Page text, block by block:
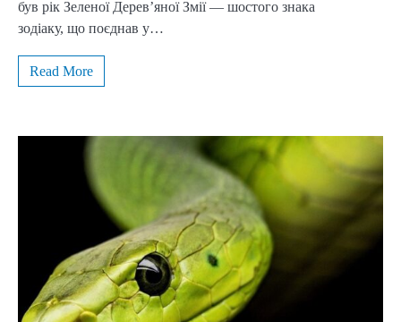
був рік Зеленої Дерев’яної Змії — шостого знака
зодіаку, що поєднав у…
Read More